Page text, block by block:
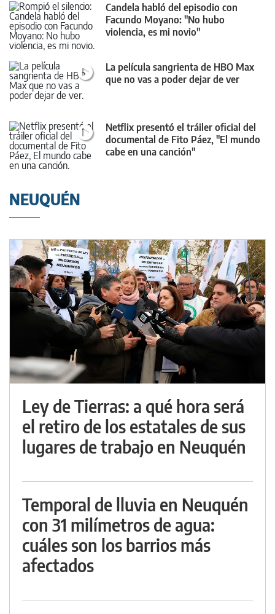
Candela habló del episodio con
Facundo Moyano: "No hubo
violencia, es mi novio"
La película sangrienta de HBO Max
que no vas a poder dejar de ver
Netflix presentó el tráiler oficial del
documental de Fito Páez, "El mundo
cabe en una canción"
NEUQUÉN
Ley de Tierras: a qué hora será
el retiro de los estatales de sus
lugares de trabajo en Neuquén
Temporal de lluvia en Neuquén
con 31 milímetros de agua:
cuáles son los barrios más
afectados